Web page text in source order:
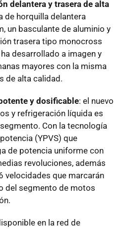
delantera y trasera de alta
de horquilla delantera
un basculante de aluminio y
trasera tipo monocross
desarrollado a imagen y
mayores con la misma
de alta calidad.
y dosificable: el nuevo
y refrigeración líquida es
Con la tecnología
(YPVS) que
de potencia uniforme con
revoluciones, además
velocidades que marcarán
del segmento de motos
en la red de